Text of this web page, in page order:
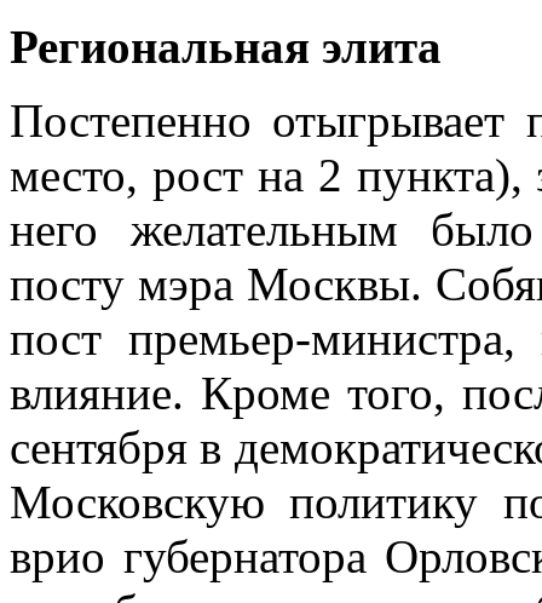
Региональная элита
Постепенно
место, рост на 2
него желательным
посту мэра Москвы.
пост премьер-
влияние. Кроме того,
сентября в
Московскую политику
врио губернатора